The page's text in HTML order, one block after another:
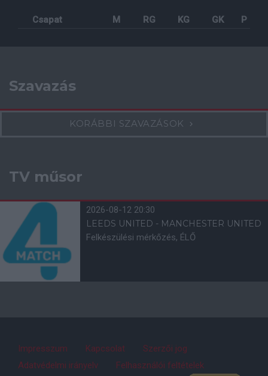
Csapat M RG KG GK P
Szavazás
KORÁBBI SZAVAZÁSOK
TV műsor
2026-08-12 20:30
LEEDS UNITED - MANCHESTER UNITED
Felkészülési mérkőzés, ÉLŐ
Impresszum Kapcsolat
Szerzői jog
Adatvédelmi irányelv
Felhasználói feltételek